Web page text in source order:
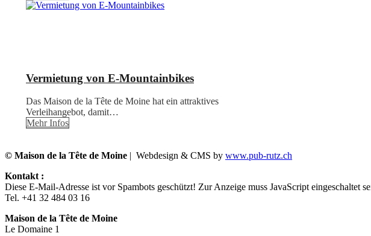
Vermietung von E-Mountainbikes
Das Maison de la Tête de Moine hat ein attraktives
Verleihangebot, damit…
Mehr Infos
© Maison de la Tête de Moine | Webdesign & CMS by www.pub-rutz.ch
Kontakt :
Diese E-Mail-Adresse ist vor Spambots geschützt! Zur Anzeige muss JavaScript eingeschaltet
Tel. +41 32 484 03 16
Maison de la Tête de Moine
Le Domaine 1